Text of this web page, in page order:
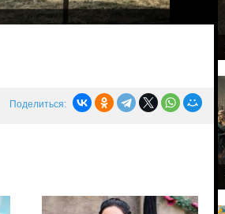
Поделиться: